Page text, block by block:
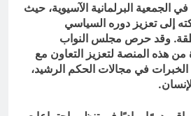
الجمعية البرلمانية الآسيوية، حيث
إلى تعزيز دوره السياسي
وقد حرص مجلس النواب
من هذه المنصة لتعزيز التعاون مع
الخبرات في مجالات الحكم الرشيد،